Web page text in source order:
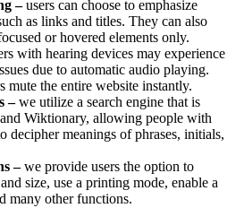
–users can choose to emphasize
as links and titles. They can also
or hovered elements only.
with hearing devices may experience
due to automatic audio playing.
mute the entire website instantly.
–we utilize a search engine that is
Wiktionary, allowing people with
decipher meanings of phrases, initials,
–we provide users the option to
size, use a printing mode, enable a
many other functions.